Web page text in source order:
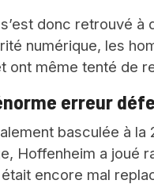
donc retrouvé
numérique, les
ont même tenté de
erreur
basculée à la
Hoffenheim a joué
encore mal